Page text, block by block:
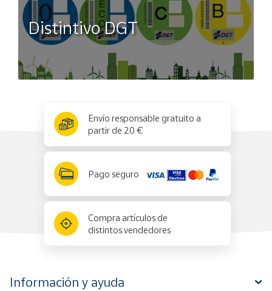
Distintivo DGT
Envío responsable gratuito a
partir de 20 €
Pago seguro
Compra artículos de
distintos vendedores
Información y ayuda